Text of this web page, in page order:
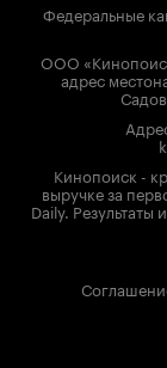
Федеральные
ООО
адрес
Кинопоиск -
выручке за
Daily.